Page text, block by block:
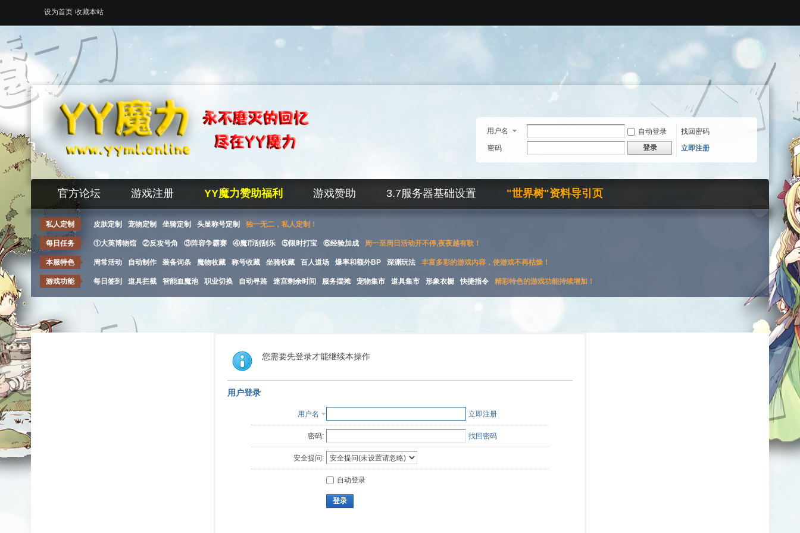
设为首页 收藏本站
用户名 自动登录
找回密码
密码
登录 立即注册
官方论坛 游戏注册 YY魔力赞助福利 游戏赞助 3.7服务器基础设置 "世界树"资料导引页
私人定制 皮肤定制 宠物定制 坐骑定制 头显称号定制 独一无二，私人定制！
每日任务 ①大英博物馆 ②反攻号角 ③阵容争霸赛 ④魔币刮刮乐 ⑤限时打宝 ⑥经验加成 周一至周日活动开不停,夜夜越有歌！
本服特色 周常活动 自动制作 装备词条 魔物收藏 称号收藏 坐骑收藏 百人道场 爆率和额外BP 深渊玩法 丰富多彩的游戏内容，使游戏不再枯燥！
游戏功能 每日签到 道具拦截 智能血魔池 职业切换 自动寻路 迷宫剩余时间 服务摆摊 宠物集市 道具集市 形象衣橱 快捷指令 精彩特色的游戏功能持续增加！
您需要先登录才能继续本操作
用户登录
用户名 立即注册
密码: 找回密码
安全提问:
自动登录
登录